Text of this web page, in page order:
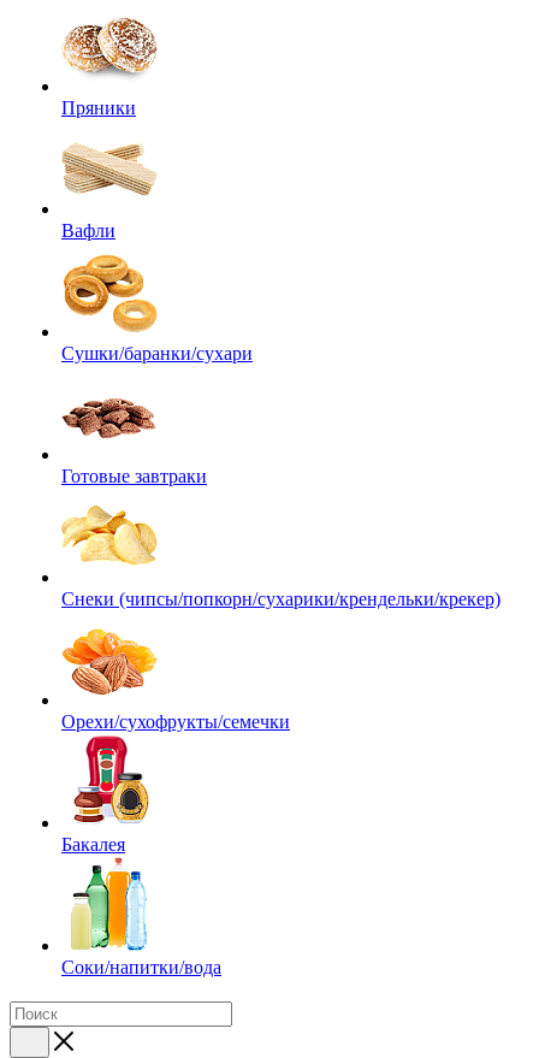
Пряники
Вафли
Сушки/баранки/сухари
Готовые завтраки
Снеки (чипсы/попкорн/сухарики/крендельки/крекер)
Орехи/сухофрукты/семечки
Бакалея
Соки/напитки/вода